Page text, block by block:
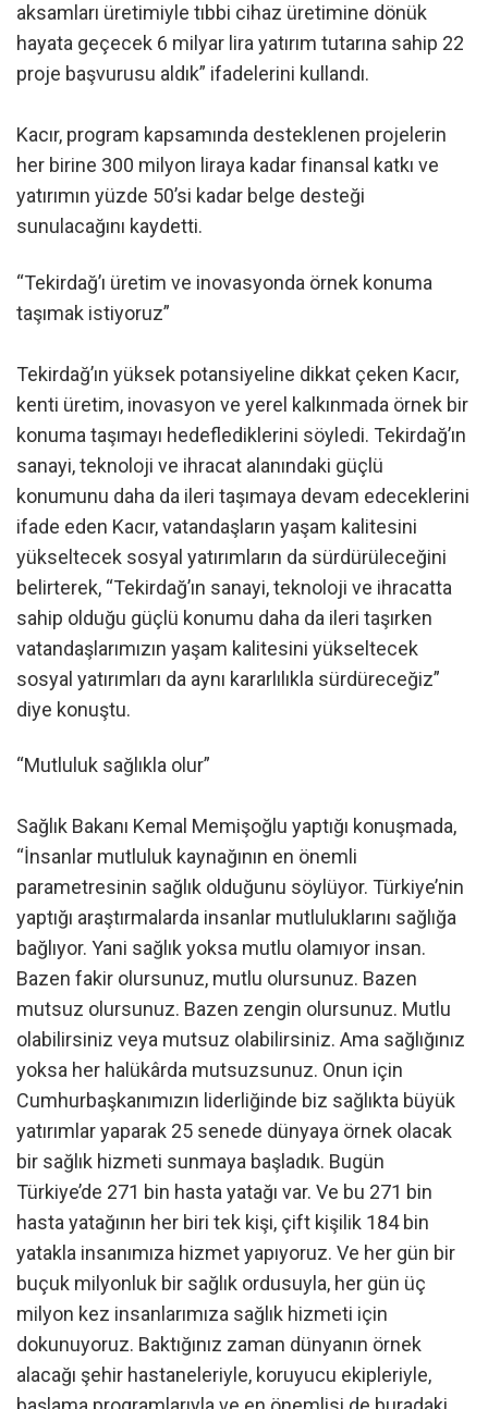
aksamları üretimiyle tıbbi cihaz üretimine dönük
hayata geçecek 6 milyar lira yatırım tutarına sahip 22
proje başvurusu aldık” ifadelerini kullandı.
Kacır, program kapsamında desteklenen projelerin
her birine 300 milyon liraya kadar finansal katkı ve
yatırımın yüzde 50’si kadar belge desteği
sunulacağını kaydetti.
“Tekirdağ’ı üretim ve inovasyonda örnek konuma
taşımak istiyoruz”
Tekirdağ’ın yüksek potansiyeline dikkat çeken Kacır,
kenti üretim, inovasyon ve yerel kalkınmada örnek bir
konuma taşımayı hedeflediklerini söyledi. Tekirdağ’ın
sanayi, teknoloji ve ihracat alanındaki güçlü
konumunu daha da ileri taşımaya devam edeceklerini
ifade eden Kacır, vatandaşların yaşam kalitesini
yükseltecek sosyal yatırımların da sürdürüleceğini
belirterek, “Tekirdağ’ın sanayi, teknoloji ve ihracatta
sahip olduğu güçlü konumu daha da ileri taşırken
vatandaşlarımızın yaşam kalitesini yükseltecek
sosyal yatırımları da aynı kararlılıkla sürdüreceğiz”
diye konuştu.
“Mutluluk sağlıkla olur”
Sağlık Bakanı Kemal Memişoğlu yaptığı konuşmada,
“İnsanlar mutluluk kaynağının en önemli
parametresinin sağlık olduğunu söylüyor. Türkiye’nin
yaptığı araştırmalarda insanlar mutluluklarını sağlığa
bağlıyor. Yani sağlık yoksa mutlu olamıyor insan.
Bazen fakir olursunuz, mutlu olursunuz. Bazen
mutsuz olursunuz. Bazen zengin olursunuz. Mutlu
olabilirsiniz veya mutsuz olabilirsiniz. Ama sağlığınız
yoksa her halükârda mutsuzsunuz. Onun için
Cumhurbaşkanımızın liderliğinde biz sağlıkta büyük
yatırımlar yaparak 25 senede dünyaya örnek olacak
bir sağlık hizmeti sunmaya başladık. Bugün
Türkiye’de 271 bin hasta yatağı var. Ve bu 271 bin
hasta yatağının her biri tek kişi, çift kişilik 184 bin
yatakla insanımıza hizmet yapıyoruz. Ve her gün bir
buçuk milyonluk bir sağlık ordusuyla, her gün üç
milyon kez insanlarımıza sağlık hizmeti için
dokunuyoruz. Baktığınız zaman dünyanın örnek
alacağı şehir hastaneleriyle, koruyucu ekipleriyle,